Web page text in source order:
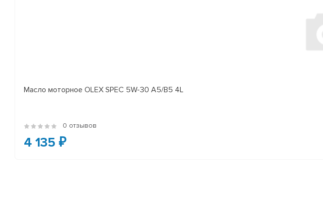
Масло моторное OLEX SPEC 5W-30 A5/B5 4L
0 отзывов
4 135 ₽